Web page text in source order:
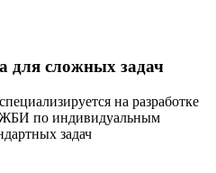
для сложных задач
на разработке
ЖБИ по индивидуальным
задач